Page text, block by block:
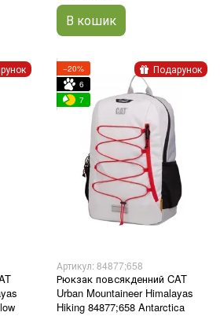
В кошик
Подарунок
−20%
6
7
Артикул: 84877;658
Рюкзак повсякденний CAT
Urban Mountaineer Himalayas
Hiking 84877;658 Antarctica